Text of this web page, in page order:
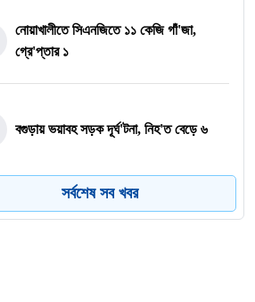
নোয়াখালীতে সিএনজিতে ১১ কেজি গাঁ'জা,
গ্রে'প্তার ১
বগুড়ায় ভয়াবহ সড়ক দূর্ঘ'টনা, নিহ'ত বেড়ে ৬
সর্বশেষ সব খবর